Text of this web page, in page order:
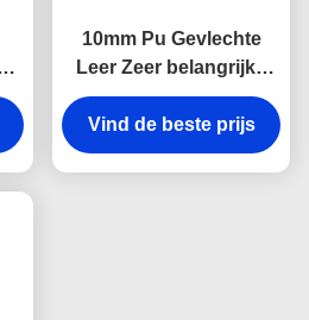
10mm Pu Gevlechte
Leer Zeer belangrijke
Kettingen Debossing
Logo Car Key Ring
Holder
Vind de beste prijs